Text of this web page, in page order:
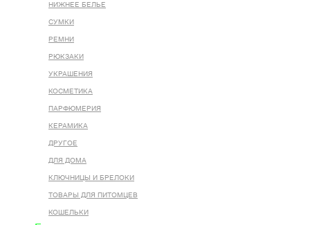
НИЖНЕЕ БЕЛЬЕ
СУМКИ
РЕМНИ
РЮКЗАКИ
УКРАШЕНИЯ
КОСМЕТИКА
ПАРФЮМЕРИЯ
КЕРАМИКА
ДРУГОЕ
ДЛЯ ДОМА
КЛЮЧНИЦЫ И БРЕЛОКИ
ТОВАРЫ ДЛЯ ПИТОМЦЕВ
КОШЕЛЬКИ